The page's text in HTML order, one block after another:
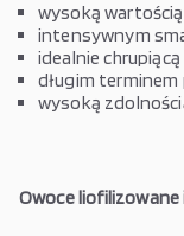
wysoką
intensywnym
idealnie
długim
wysoką
Owoce